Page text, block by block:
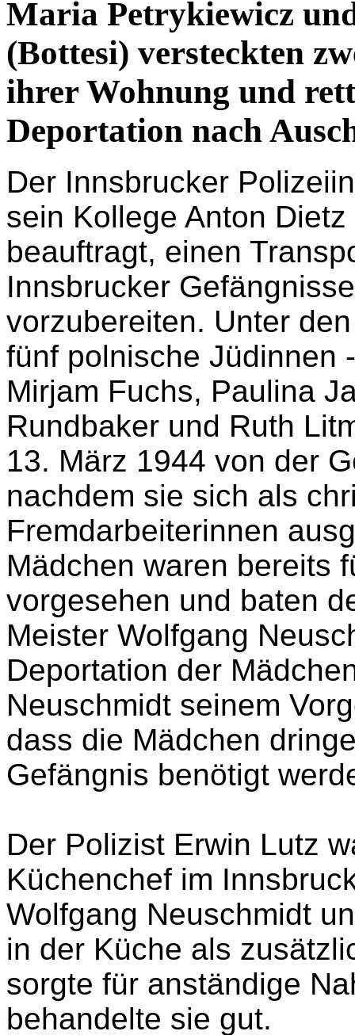
Rettung im
Maria Petrykiewicz
(Bottesi) versteckten
ihrer Wohnung und
Deportation nach
Der Innsbrucker
sein Kollege Anton
beauftragt, einen
Innsbrucker
vorzubereiten. Unter
fünf polnische Jüdinnen
Mirjam Fuchs, Paulina
Rundbaker und Ruth
13. März 1944 von der
nachdem sie sich als
Fremdarbeiterinnen
Mädchen waren bereits
vorgesehen und baten
Meister Wolfgang
Deportation der
dass die Mädchen
Gefängnis benötigt
Der Polizist Erwin Lutz
Küchenchef im
Wolfgang Neuschmidt